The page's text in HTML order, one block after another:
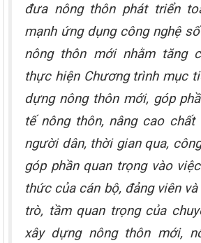
đưa nông thôn phát triển
mạnh ứng dụng công nghệ
nông thôn mới nhằm tăng
thực hiện Chương trình mục
dựng nông thôn mới, góp
tế nông thôn, nâng cao
người dân, thời gian qua,
góp phần quan trọng vào
thức của cán bộ, đảng viên
trò, tầm quan trọng của
xây dựng nông thôn mới,